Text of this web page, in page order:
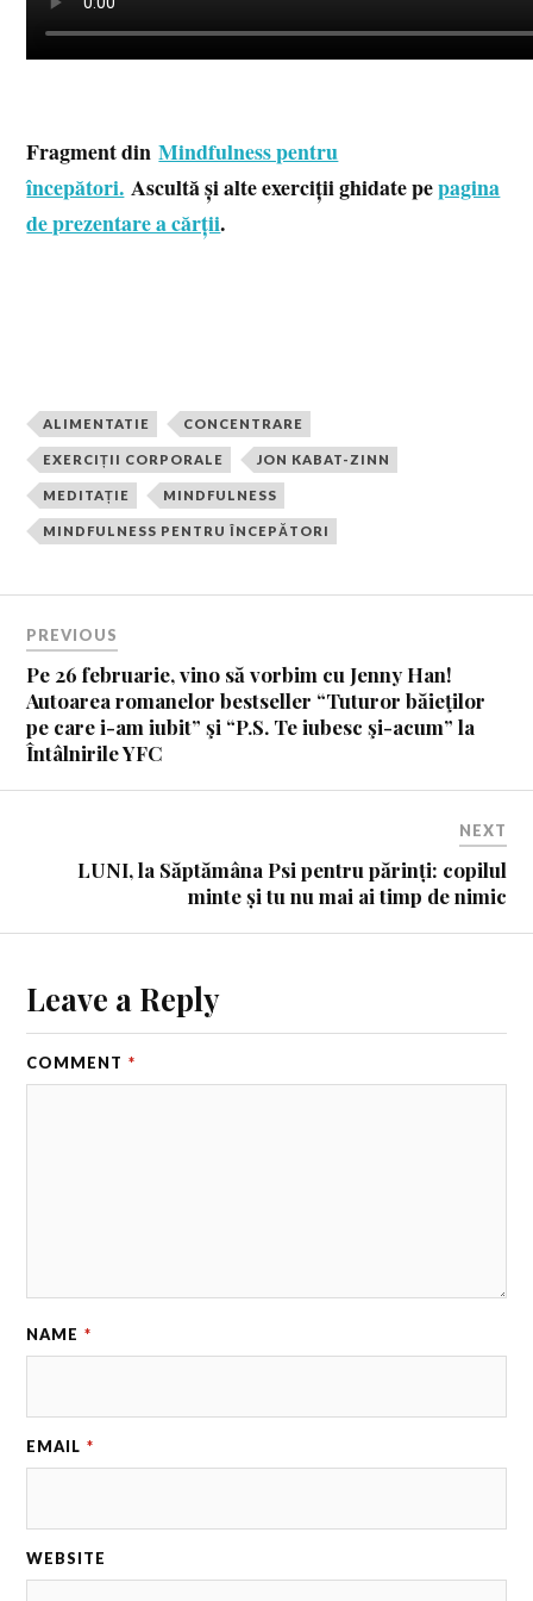
Fragment dinMindfulness pentru
începători. Ascultă și alte exerciții ghidate pepagina
de prezentare a cărții.
ALIMENTATIE CONCENTRARE
EXERCIȚII CORPORALE JON KABAT-ZINN
MEDITAȚIE MINDFULNESS
MINDFULNESS PENTRU ÎNCEPĂTORI
PREVIOUS
Pe 26 februarie, vino să vorbim cu Jenny Han!
Autoarea romanelor bestseller “Tuturor băieţilor
pe care i-am iubit” şi “P.S. Te iubesc şi-acum” la
Întâlnirile YFC
NEXT
LUNI, la Săptămâna Psi pentru părinți: copilul
minte și tu nu mai ai timp de nimic
Leave a Reply
COMMENT *
NAME *
EMAIL *
WEBSITE